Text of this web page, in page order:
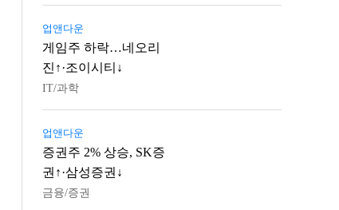
업앤다운
게임주 하락…네오리
진↑·조이시티↓
IT/과학
업앤다운
증권주 2% 상승, SK증
권↑·삼성증권↓
금융/증권